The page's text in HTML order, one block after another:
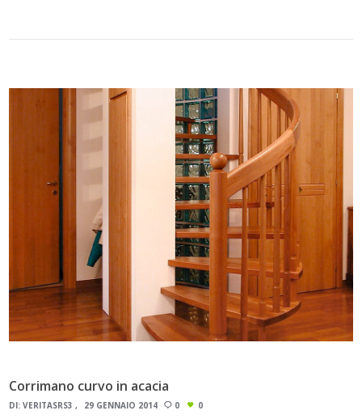
Corrimano curvo in acacia
DI:VERITASRS3 29 GENNAIO 2014 0 0